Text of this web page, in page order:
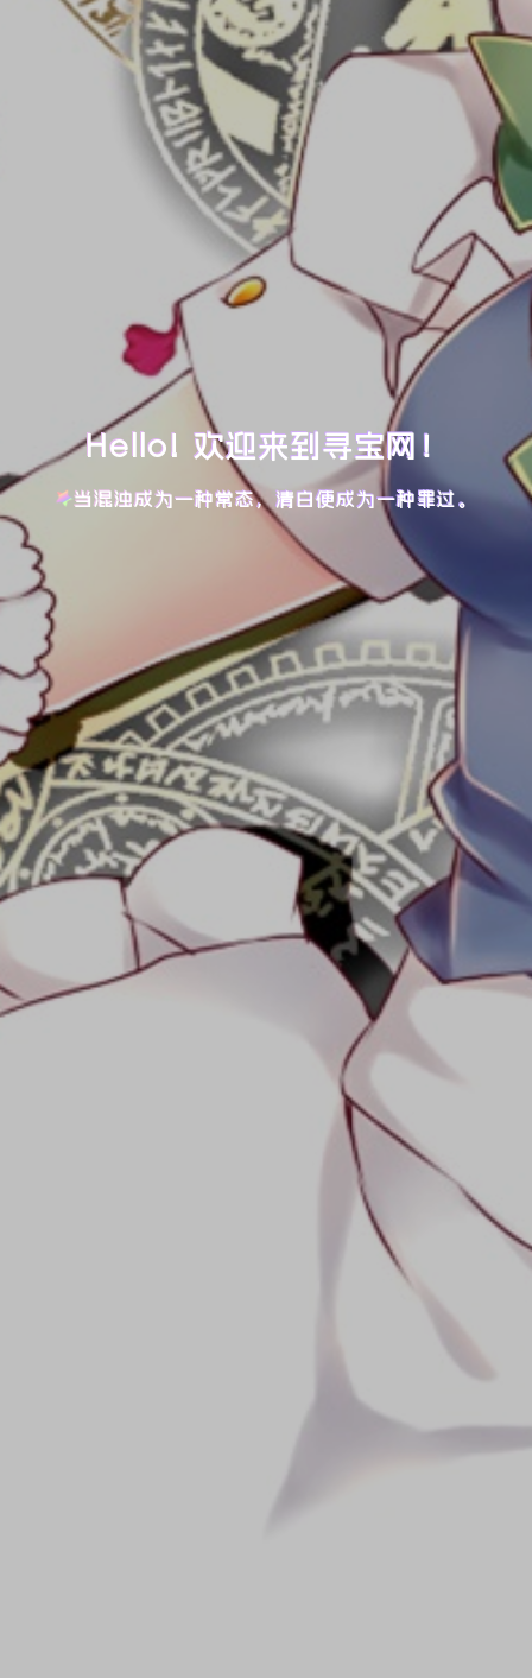
Hello! 欢迎来到寻宝网！
当混浊成为一种常态，清白便成为一种罪过。